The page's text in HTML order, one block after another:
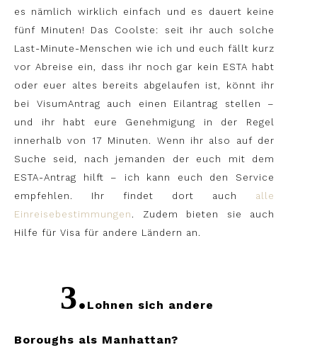
es nämlich wirklich einfach und es dauert keine
fünf Minuten! Das Coolste: seit ihr auch solche
Last-Minute-Menschen wie ich und euch fällt kurz
vor Abreise ein, dass ihr noch gar kein ESTA habt
oder euer altes bereits abgelaufen ist, könnt ihr
bei VisumAntrag auch einen Eilantrag stellen –
und ihr habt eure Genehmigung in der Regel
innerhalb von 17 Minuten. Wenn ihr also auf der
Suche seid, nach jemanden der euch mit dem
ESTA-Antrag hilft – ich kann euch den Service
empfehlen. Ihr findet dort auch alle
Einreisebestimmungen . Zudem bieten sie auch
Hilfe für Visa für andere Ländern an.
3. Lohnen sich andere
Boroughs als Manhattan?